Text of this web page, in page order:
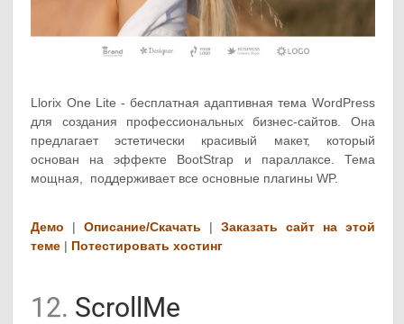
Llorix One Lite - бесплатная адаптивная тема WordPress
для создания профессиональных бизнес-сайтов. Она
предлагает эстетически красивый макет, который
основан на эффекте BootStrap и параллаксе. Тема
мощная, поддерживает все основные плагины WP.
Демо |Описание/Скачать | Заказать сайт на этой
теме | Потестировать хостинг
12. ScrollMe